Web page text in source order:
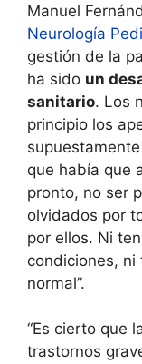
Manuel
Neurología
gestión de la
ha sido un
sanitario. Los
principio los
que había que
pronto, no ser
olvidados por
por ellos. Ni
condiciones, ni
normal”.
“Es cierto que
trastornos